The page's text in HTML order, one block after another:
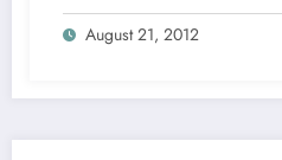
August 21, 2012